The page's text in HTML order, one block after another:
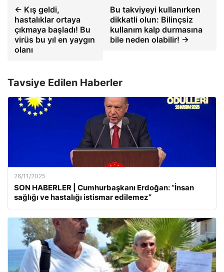
← Kış geldi,
hastalıklar ortaya
çıkmaya başladı! Bu
virüs bu yıl en yaygın
olanı
Bu takviyeyi kullanırken
dikkatli olun: Bilinçsiz
kullanım kalp durmasına
bile neden olabilir! →
Tavsiye Edilen Haberler
26/11/2025
SON HABERLER | Cumhurbaşkanı Erdoğan: “İnsan
sağlığı ve hastalığı istismar edilemez”